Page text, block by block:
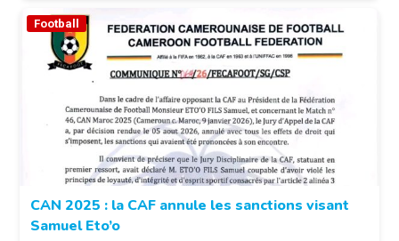
Football
CAN 2025 : la CAF annule les sanctions visant
Samuel Eto’o